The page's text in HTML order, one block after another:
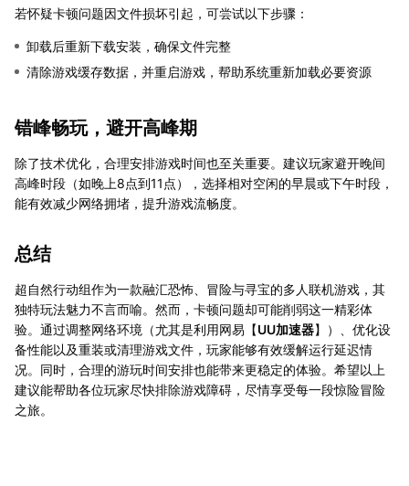
若怀疑卡顿问题因文件损坏引起，可尝试以下步骤：
卸载后重新下载安装，确保文件完整
清除游戏缓存数据，并重启游戏，帮助系统重新加载必要资源
错峰畅玩，避开高峰期
除了技术优化，合理安排游戏时间也至关重要。建议玩家避开晚间
高峰时段（如晚上8点到11点），选择相对空闲的早晨或下午时段，
能有效减少网络拥堵，提升游戏流畅度。
总结
超自然行动组作为一款融汇恐怖、冒险与寻宝的多人联机游戏，其
独特玩法魅力不言而喻。然而，卡顿问题却可能削弱这一精彩体
验。通过调整网络环境（尤其是利用网易【UU加速器】）、优化设
备性能以及重装或清理游戏文件，玩家能够有效缓解运行延迟情
况。同时，合理的游玩时间安排也能带来更稳定的体验。希望以上
建议能帮助各位玩家尽快排除游戏障碍，尽情享受每一段惊险冒险
之旅。